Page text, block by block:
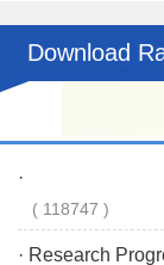
Download